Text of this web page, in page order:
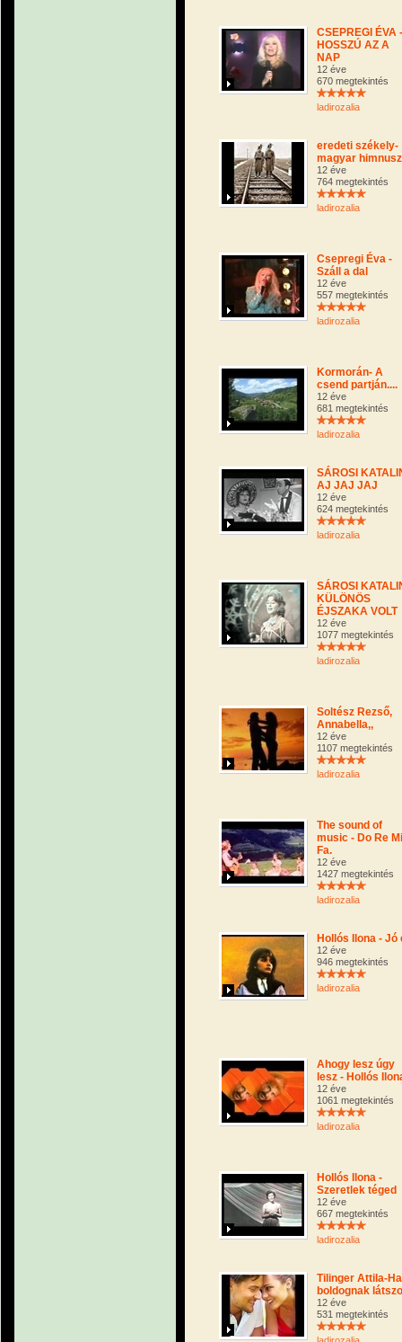
CSEPREGI ÉVA -
HOSSZÚ AZ A
NAP
12 éve
670 megtekintés
ladirozalia
eredeti székely-
magyar himnusz
12 éve
764 megtekintés
ladirozalia
Csepregi Éva -
Száll a dal
12 éve
557 megtekintés
ladirozalia
Kormorán- A
csend partján....
12 éve
681 megtekintés
ladirozalia
SÁROSI
AJ JAJ JAJ
12 éve
624 megtekintés
ladirozalia
SÁROSI
KÜLÖNÖS
ÉJSZAKA VOLT
12 éve
1077 megtekintés
ladirozalia
Soltész Rezső,
Annabella,,
12 éve
1107 megtekintés
ladirozalia
The sound of
music - Do Re Mi
Fa.
12 éve
1427 megtekintés
ladirozalia
Hollós Ilona - Jó
12 éve
946 megtekintés
ladirozalia
Ahogy lesz úgy
lesz - Hollós
12 éve
1061 megtekintés
ladirozalia
Hollós Ilona -
Szeretlek téged
12 éve
667 megtekintés
ladirozalia
Tilinger Attila-Ha
boldognak
12 éve
531 megtekintés